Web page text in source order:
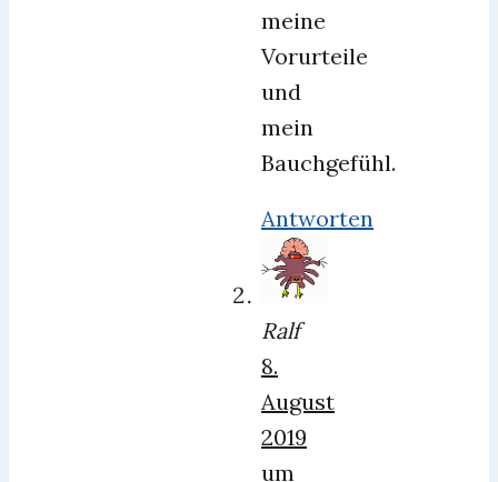
meine
Vorurteile
und
mein
Bauchgefühl.
Antworten
Ralf
8.
August
2019
um